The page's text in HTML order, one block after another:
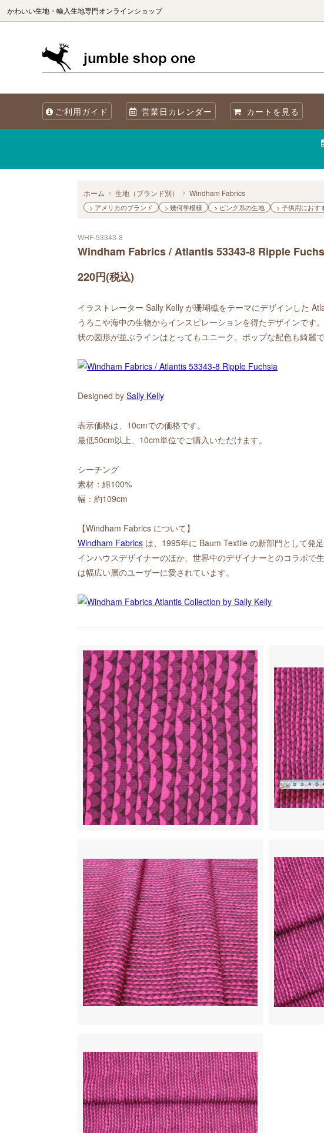
かわいい生地・輸入生地専門オンラインショップ
オリジナル生地 Sewslow
生地をコレクションで選ぶ オーガニックコットン
当店について
ご利用ガイド 営業日カレンダー カートを見る
ホーム 生地（ブランド別） Windham Fabrics
> アメリカのブランド > 幾何学模様 > ピンク系の生地 > 子供用におす
WHF-53343-8
Windham Fabrics / Atlantis 53343-8 Ripple
220円(税込)
イラストレーター Sally Kelly が珊瑚礁をテーマにデザインした
うろこや海中の生物からインスピレーションを得たデザインです
状の図形が並ぶラインはとってもユニーク。ポップな配色も綺麗で
Designed by Sally Kelly
表示価格は、10cmでの価格です。
最低50cm以上、10cm単位でご購入いただけます。
シーチング
素材：綿100%
幅：約109cm
【Windham Fabrics について】
Windham Fabrics は、1995年に Baum Textile の新部門として発
インハウスデザイナーのほか、世界中のデザイナーとのコラボで
は幅広い層のユーザーに愛されています。